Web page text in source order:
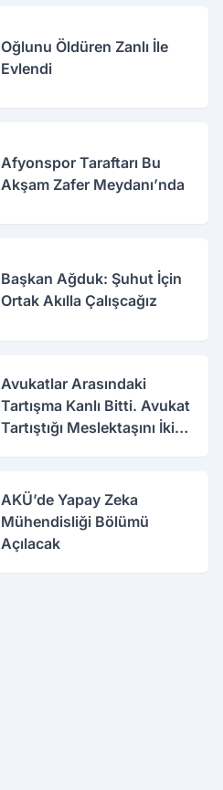
Oğlunu Öldüren Zanlı İle
Evlendi
Afyonspor Taraftarı Bu
Akşam Zafer Meydanı’nda
Başkan Ağduk: Şuhut İçin
Ortak Akılla Çalışcağız
Avukatlar Arasındaki
Tartışma Kanlı Bitti. Avukat
Tartıştığı Meslektaşını İki
AKÜ’de Yapay Zeka
Mühendisliği Bölümü
Açılacak